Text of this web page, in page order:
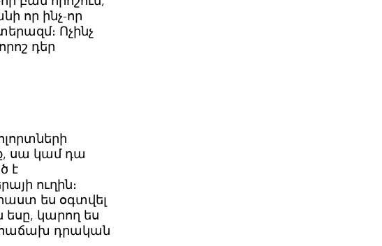
որ ինչ-որ
Ոչինչ
դեր
սա կամ դա
է
ուղին։
ես օգտվել
եսը, կարող ես
հաճախ դրական